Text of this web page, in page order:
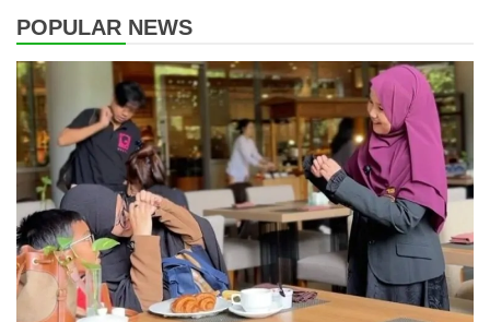
POPULAR NEWS